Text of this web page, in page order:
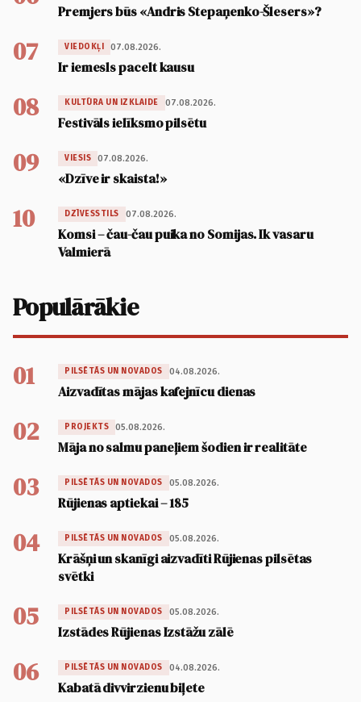
Premjers būs «Andris Stepaņenko-Šlesers»?
07 VIEDOKĻI 07.08.2026.
Ir iemesls pacelt kausu
08 KULTŪRA UN IZKLAIDE 07.08.2026.
Festivāls ielīksmo pilsētu
09 VIESIS 07.08.2026.
«Dzīve ir skaista!»
10 DZĪVESSTILS 07.08.2026.
Komsi – čau-čau puika no Somijas. Ik vasaru
Valmierā
Populārākie
01 PILSĒTĀS UN NOVADOS 04.08.2026.
Aizvadītas mājas kafejnīcu dienas
02 PROJEKTS 05.08.2026.
Māja no salmu paneļiem šodien ir realitāte
03 PILSĒTĀS UN NOVADOS 05.08.2026.
Rūjienas aptiekai – 185
04 PILSĒTĀS UN NOVADOS 05.08.2026.
Krāšņi un skanīgi aizvadīti Rūjienas pilsētas
svētki
05 PILSĒTĀS UN NOVADOS 05.08.2026.
Izstādes Rūjienas Izstāžu zālē
06 PILSĒTĀS UN NOVADOS 04.08.2026.
Kabatā divvirzienu biļete